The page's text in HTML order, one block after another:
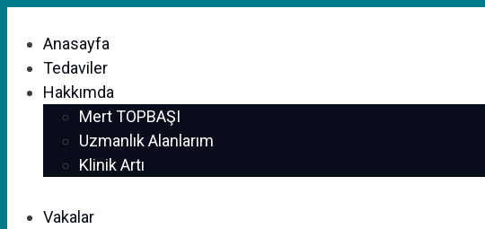
Anasayfa
Tedaviler
Hakkımda
Mert TOPBAŞI
Uzmanlık Alanlarım
Klinik Artı
Vakalar